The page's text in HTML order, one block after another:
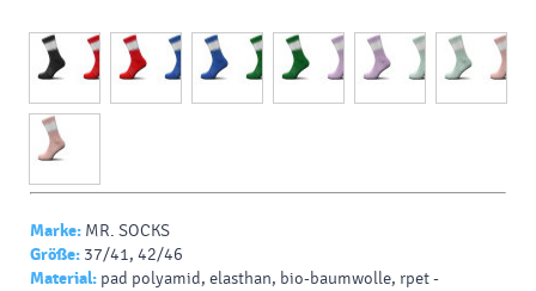
Marke: MR. SOCKS
Größe: 37/41, 42/46
Material: pad polyamid, elasthan, bio-baumwolle, rpet -